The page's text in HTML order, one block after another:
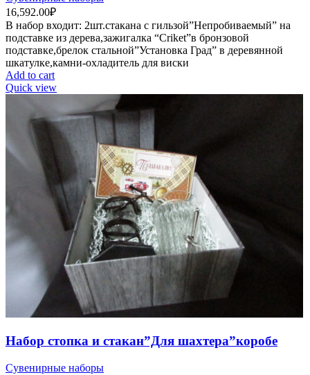
16,592.00₽
В набор входит: 2шт.стакана с гильзой”Непробиваемый” на
подставке из дерева,зажигалка “Criket”в бронзовой
подставке,брелок стальной”Установка Град” в деревянной
шкатулке,камни-охладитель для виски
Add to cart
Quick view
Набор стопка и стакан”Для шахтера”коробе
Сувенирные наборы